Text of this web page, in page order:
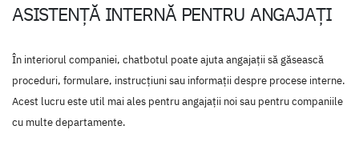
ASISTENȚĂ INTERNĂ PENTRU ANGAJAȚI
În interiorul companiei, chatbotul poate ajuta angajații să găsească
proceduri, formulare, instrucțiuni sau informații despre procese interne.
Acest lucru este util mai ales pentru angajații noi sau pentru companiile
cu multe departamente.